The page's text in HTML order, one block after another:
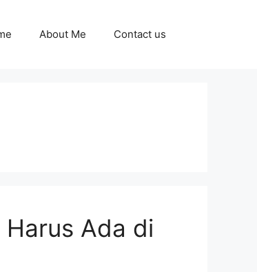
About Me Contact us
Harus Ada di